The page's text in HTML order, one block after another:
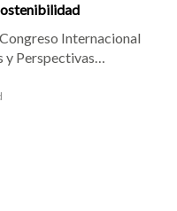
Internacional
y Perspectivas
Brasil, México,